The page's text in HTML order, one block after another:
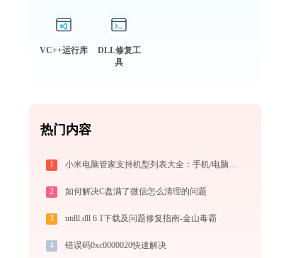
VC++运行库
DLL修复工
具
热门内容
1 小米电脑管家支持机型列表大全：手机/电脑/平板连接要求详解
2 如何解决C盘满了微信怎么清理的问题
3 ntdll.dll 6.1下载及问题修复指南-金山毒霸
4 错误码0xc0000020快速解决